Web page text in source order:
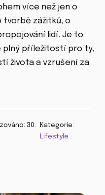
více než jen o
tvorbě zážitků, o
lidí. Je to
plný příležitostí pro ty,
života a vzrušení za
30.
Kategorie:
Lifestyle